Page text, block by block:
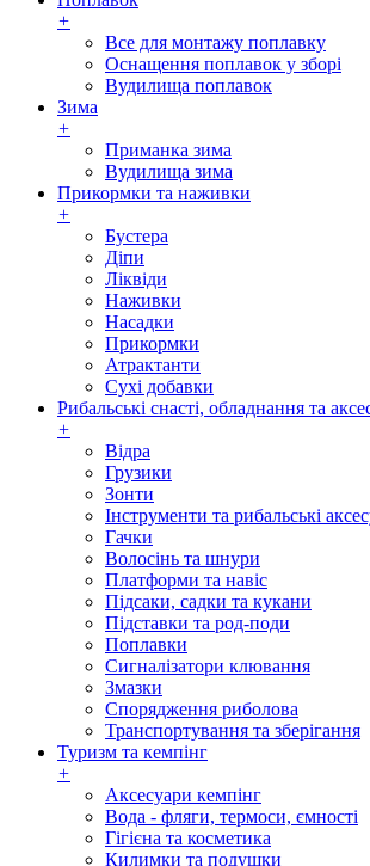
+
Все для монтажу поплавку
Оснащення поплавок у зборі
Вудилища поплавок
Зима
+
Приманка зима
Вудилища зима
Прикормки та наживки
+
Бустера
Діпи
Ліквіди
Наживки
Насадки
Прикормки
Атрактанти
Сухі добавки
Рибальські снасті, обладнання та
+
Відра
Грузики
Зонти
Інструменти та рибальські
Гачки
Волосінь та шнури
Платформи та навіс
Підсаки, садки та кукани
Підставки та род-поди
Поплавки
Сигналізатори клювання
Змазки
Спорядження риболова
Транспортування та зберігання
Туризм та кемпінг
+
Аксесуари кемпінг
Вода - фляги, термоси, ємності
Гігієна та косметика
Килимки та подушки